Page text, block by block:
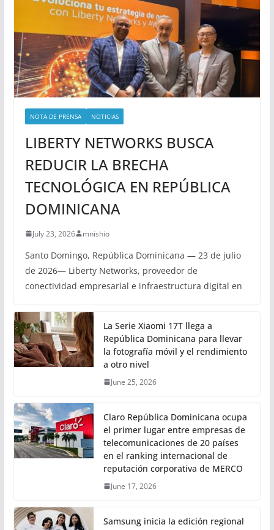
NOTA DE PRENSA NOTICIAS
LIBERTY NETWORKS BUSCA
REDUCIR LA BRECHA
TECNOLÓGICA EN REPÚBLICA
DOMINICANA
July 23, 2026 mnishio
Santo Domingo, República Dominicana — 23 de julio
de 2026— Liberty Networks, proveedor de
conectividad empresarial e infraestructura digital en
La Serie Xiaomi 17T llega a
República Dominicana para llevar
la fotografía móvil y el rendimiento
a otro nivel
June 25, 2026
Claro República Dominicana ocupa
el primer lugar entre empresas de
telecomunicaciones de 20 países
en el ranking internacional de
reputación corporativa de MERCO
June 17, 2026
Samsung inicia la edición regional